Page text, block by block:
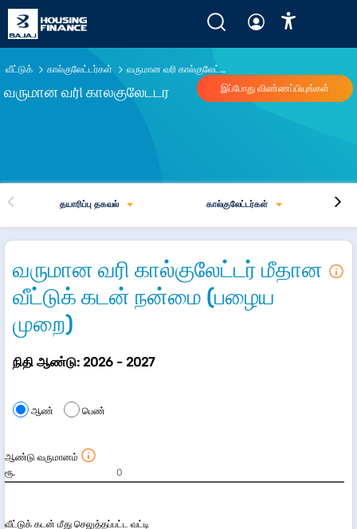
வருமான வரி கால்குலேட்டர் நிதியாண்டு 2025-26 - புதிய vs பழைய முறையை
வீட்டுக் கால்குலேட்டர்கள் வருமான வரி கால்குலேட்டர்
வருமான வரி கால்குலேட்டர் இப்போது விண்ணப்பியுங்கள்
தயாரிப்பு தகவல் கால்குலேட்டர்கள்
வருமான வரி கால்குலேட்டர் மீதான
வீட்டுக் கடன் நன்மை (பழைய
முறை)
நிதி ஆண்டு: 2026 - 2027
ஆண் பெண்
ஆண்டு வருமானம்
ரூ.
வீட்டுக் கடன் மீது செலுத்தப்பட்ட வட்டி